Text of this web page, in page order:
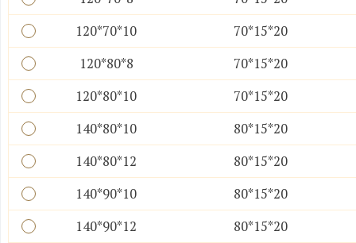
120*70*10
70*15*20
120*80*8
70*15*20
120*80*10
70*15*20
140*80*10
80*15*20
140*80*12
80*15*20
140*90*10
80*15*20
140*90*12
80*15*20